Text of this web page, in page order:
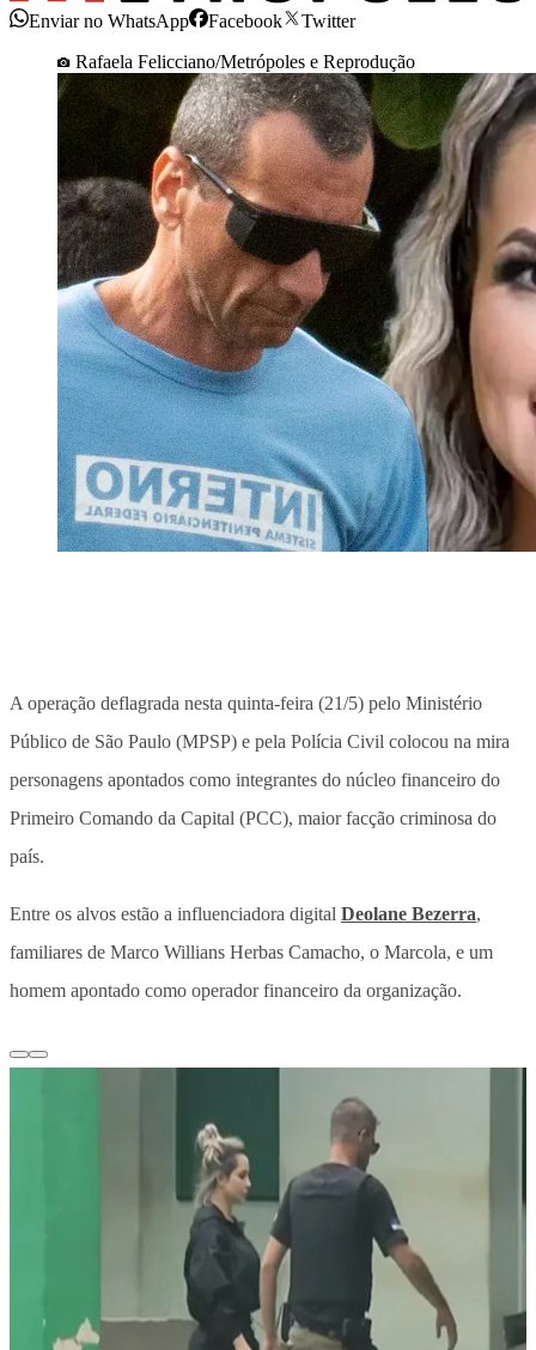
Enviar no WhatsApp Facebook
Twitter
Rafaela Felicciano/Metrópoles e Reprodução
A operação deflagrada nesta quinta-feira (21/5) pelo Ministério
Público de São Paulo (MPSP) e pela Polícia Civil colocou na mira
personagens apontados como integrantes do núcleo financeiro do
Primeiro Comando da Capital (PCC), maior facção criminosa do
país.
Entre os alvos estão a influenciadora digital Deolane Bezerra,
familiares de Marco Willians Herbas Camacho, o Marcola, e um
homem apontado como operador financeiro da organização.